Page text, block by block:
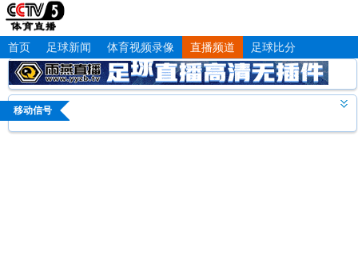
首页 足球新闻 体育视频录像 直播频道 足球比分
移动信号